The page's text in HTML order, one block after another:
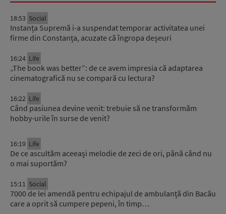
18:53 Social
Instanța Supremă i-a suspendat temporar activitatea unei
firme din Constanța, acuzate că îngropa deșeuri
16:24 Life
„The book was better”: de ce avem impresia că adaptarea
cinematografică nu se compară cu lectura?
16:22 Life
Când pasiunea devine venit: trebuie să ne transformăm
hobby-urile în surse de venit?
16:19 Life
De ce ascultăm aceeași melodie de zeci de ori, până când nu
o mai suportăm?
15:11 Social
7000 de lei amendă pentru echipajul de ambulanță din Bacău
care a oprit să cumpere pepeni, în timp…